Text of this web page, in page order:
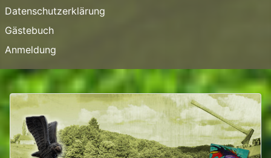
Datenschutzerklärung
Gästebuch
Anmeldung